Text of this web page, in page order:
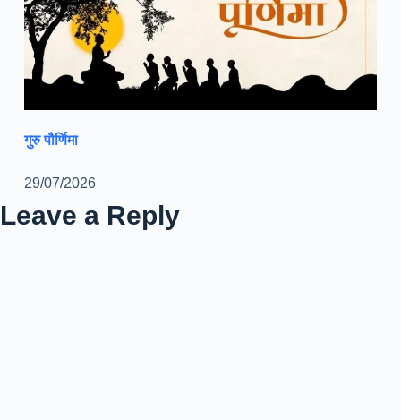
गुरु पौर्णिमा
29/07/2026
Leave a Reply